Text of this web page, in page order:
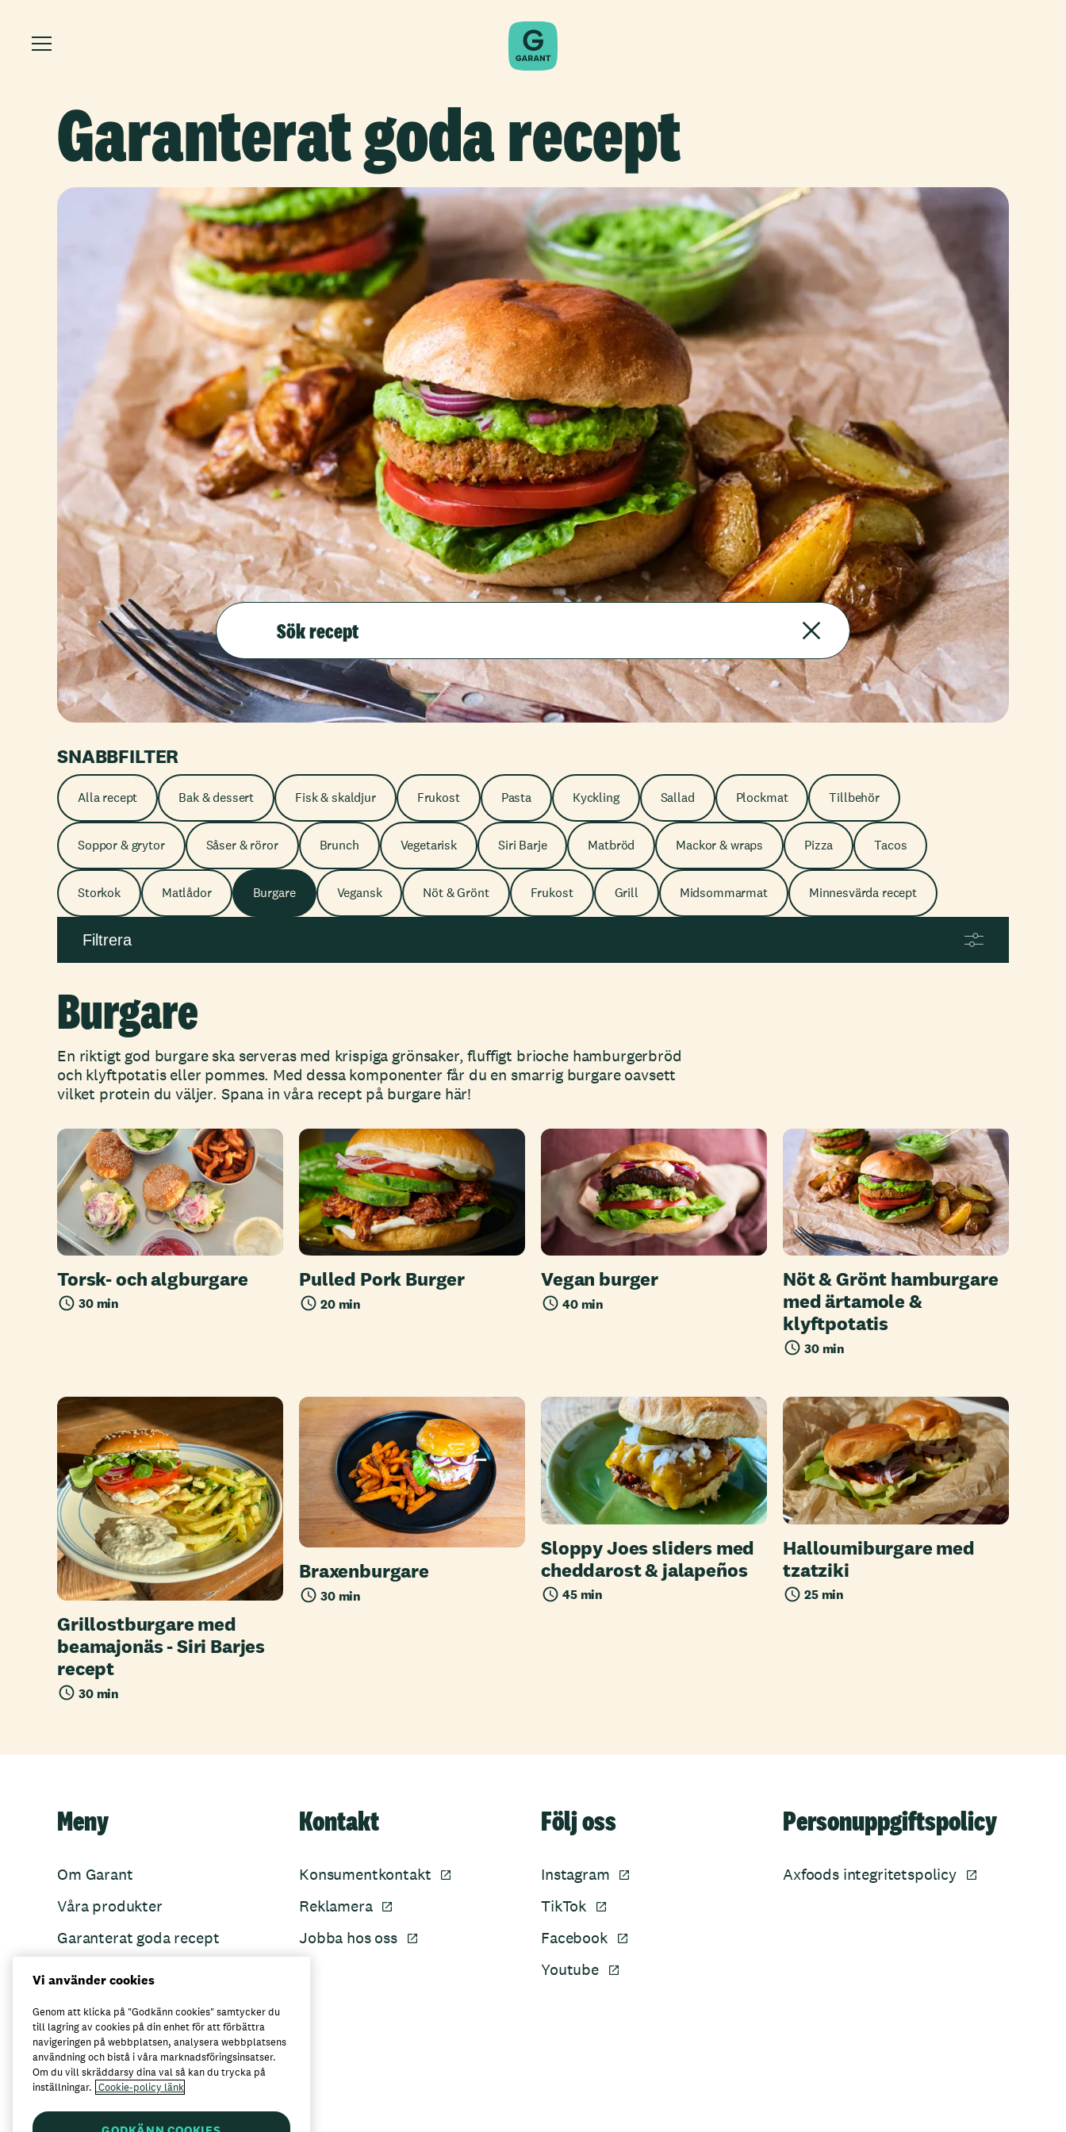
Garanterat goda recept
SNABBFILTER
Alla recept Bak & dessert Fisk & skaldjur Frukost Pasta Kyckling Sallad Plockmat Tillbehör
Soppor & grytor Såser & röror Brunch Vegetarisk Siri Barje Matbröd Mackor & wraps Pizza Tacos
Storkok Matlådor Burgare Vegansk Nöt & Grönt Frukost Grill Midsommarmat Minnesvärda recept
Filtrera
Burgare
En riktigt god burgare ska serveras med krispiga grönsaker, fluffigt brioche hamburgerbröd
och klyftpotatis eller pommes. Med dessa komponenter får du en smarrig burgare oavsett
vilket protein du väljer. Spana in våra recept på burgare här!
Torsk- och algburgare
30 min
Pulled Pork Burger
20 min
Vegan burger
40 min
Nöt & Grönt hamburgare
med ärtamole &
klyftpotatis
30 min
Grillostburgare med
beamajonäs - Siri Barjes
recept
30 min
Braxenburgare
30 min
Sloppy Joes sliders med
cheddarost & jalapeños
45 min
Halloumiburgare med
tzatziki
25 min
Meny
Om Garant
Våra produkter
Garanterat goda recept
Garant övertänker
Kontakt
Konsumentkontakt
Reklamera
Jobba hos oss
Följ oss
Instagram
TikTok
Facebook
Youtube
Personuppgiftspolicy
Axfoods integritetspolicy
Här kan du köpa Garant
Vi använder cookies
Genom att klicka på "Godkänn cookies" samtycker du
till lagring av cookies på din enhet för att förbättra
navigeringen på webbplatsen, analysera webbplatsens
användning och bistå i våra marknadsföringsinsatser.
Om du vill skräddarsy dina val så kan du trycka på
inställningar. Cookie-policy länk